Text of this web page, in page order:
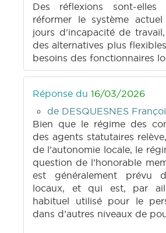
Des réflexions sont-
réformer le système
jours d'incapacité de
des alternatives plus
besoins des fonctionnaires
Réponse du 16/03/2026
de DESQUESNES
Bien que le régime des
des agents statutaires
de l’autonomie locale, le
question de l’honorable
est généralement prévu
locaux, et qui est, par
habituel utilisé pour le
dans d’autres niveaux de